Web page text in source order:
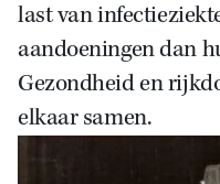
last van
aandoeningen dan
Gezondheid en
elkaar samen.